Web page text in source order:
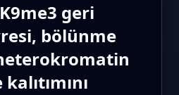
geri
bölünme
kalıtımını